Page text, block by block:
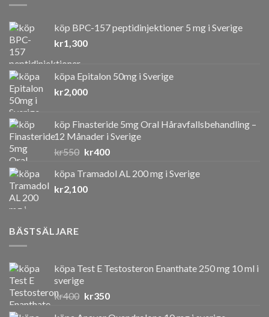
köp BPC-157 peptidinjektioner 5 mg i Sverige
kr1,300
köpa Epitalon 50mg i Sverige
kr2,000
köp Finasteride 5mg Oral Håravfallsbehandling –
12 Månader i Sverige
kr550 Det
priset
var:
kr400Det
priset
köpa Tramadol AL 200 mg i Sverige
kr2,100
BÄSTSÄLJARE
köpa Test E Testosteron Enanthate 250 mg 10 ml i
sverige
kr400 Det
kr350Det